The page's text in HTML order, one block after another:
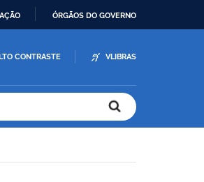
ÓRGÃOS DO GOVERNO
CONTRASTE VLIBRAS